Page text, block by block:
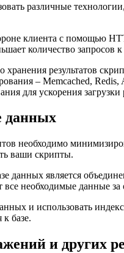
различные
клиента с помощью
количество запросов
результатов
– Memcached, Redis,
для ускорения загрузки
данных
необходимо
ваши скрипты.
данных является
необходимые данные за
и использовать
базе.
и других